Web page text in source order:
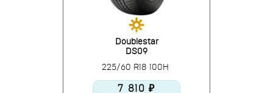
Doublestar
DS09
225/60 R18 100H
7 810 ₽